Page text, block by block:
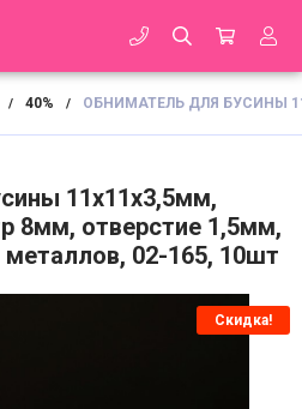
/ 40% / ОБНИМАТЕЛЬ ДЛЯ БУСИНЫ
11х11х3,5мм,
8мм, отверстие 1,5мм,
металлов, 02-165, 10шт
Скидка!